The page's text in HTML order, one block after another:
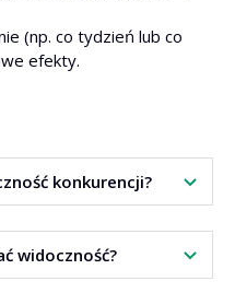
(np. co tydzień lub co
efekty.
konkurencji?
a narzędzie pokaże jego
odniesienia i źródło
do stron w TOP 10, aby
widoczność?